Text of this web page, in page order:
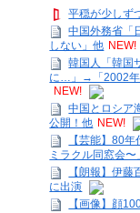
平穏が少しず
中国外務省「
しない」他 NEW!
韓国人「韓国
に…」→「2002年
NEW!
中国とロシア
公開！他 NEW!
【芸能】80
ミラクル同窓会〜
【朗報】伊
に出演
【画像】顔